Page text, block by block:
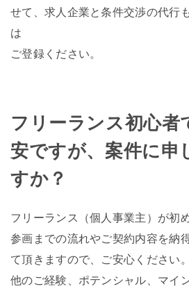
せて、求人企業と条件交渉の代行
は
ご登録ください。
フリーランス初心者
安ですが、案件に申
すか？
フリーランス（個人事業主）が初
参画までの流れやご契約内容を納
て頂きますので、ご安心ください
他のご経験、ポテンシャル、マイ